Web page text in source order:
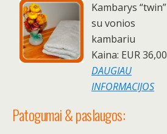
Kambarys “twin”
su vonios
kambariu
Kaina: EUR 36,00
DAUGIAU
INFORMACIJOS
Patogumai & paslaugos: